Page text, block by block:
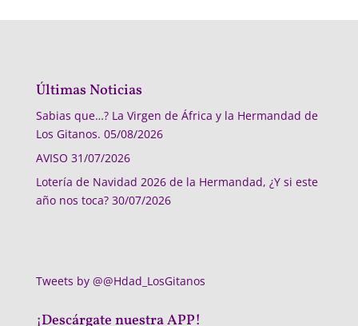
Últimas Noticias
Sabias que…? La Virgen de África y la Hermandad de
Los Gitanos. 05/08/2026
AVISO 31/07/2026
Lotería de Navidad 2026 de la Hermandad, ¿Y si este
año nos toca? 30/07/2026
Tweets by @@Hdad_LosGitanos
¡Descárgate nuestra APP!